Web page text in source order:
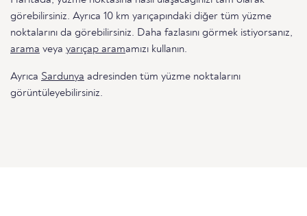
görebilirsiniz. Ayrıca 10 km yarıçapındaki diğer tüm yüzme
noktalarını da görebilirsiniz. Daha fazlasını görmek istiyorsanız,
arama veya yarıçap aramamızı kullanın.
Ayrıca Sardunya adresinden tüm yüzme noktalarını
görüntüleyebilirsiniz.